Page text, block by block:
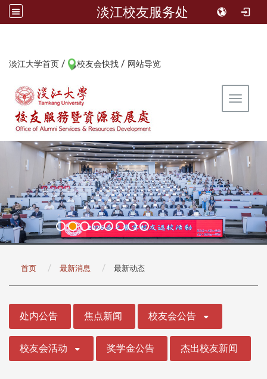
淡江校友服务处
淡江大学首页 / 校友会快找 / 网站导览
Toggle
首页 最新消息 最新动态
处内公告 焦点新闻 校友会公告
校友会活动 奖学金公告 杰出校友新闻